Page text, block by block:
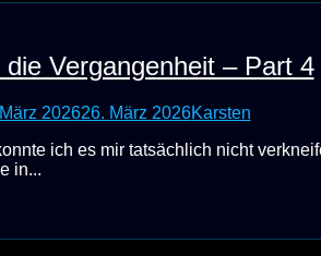
die Vergangenheit – Part 4
202626. März 2026Karsten
ich es mir tatsächlich nicht
in...